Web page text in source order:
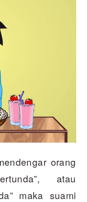
orang
atau
maka suami